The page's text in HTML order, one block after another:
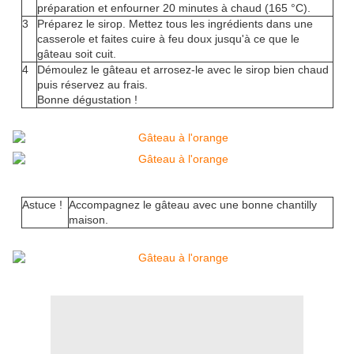
préparation et enfourner 20 minutes à chaud (165 °C).
3
Préparez le sirop. Mettez tous les ingrédients dans une
casserole et faites cuire à feu doux jusqu'à ce que le
gâteau soit cuit.
4
Démoulez le gâteau et arrosez-le avec le sirop bien chaud
puis réservez au frais.
Bonne dégustation !
Astuce ! Accompagnez le gâteau avec une bonne chantilly
maison.